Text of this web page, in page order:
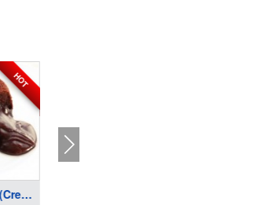
HOT
ครีมไส้ขนมปัง (Cream ...